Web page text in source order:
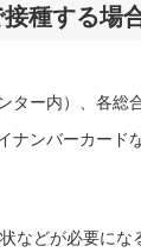
種する場
さい。
ター内）、各
ンバーカードな
などが必要にな